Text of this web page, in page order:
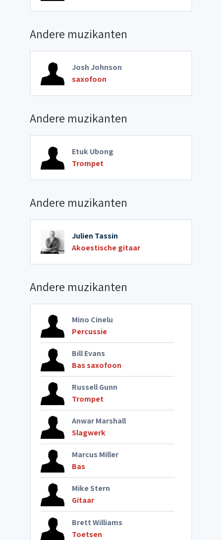
Andere muzikanten
Josh Johnson
saxofoon
Andere muzikanten
Etuk Ubong
Trompet
Andere muzikanten
Julien Tassin
Akoestische gitaar
Andere muzikanten
Mino Cinelu
Percussie
Bill Evans
Bas saxofoon
Russell Gunn
Trompet
Anwar Marshall
Slagwerk
Marcus Miller
Bas
Mike Stern
Gitaar
Brett Williams
Toetsen